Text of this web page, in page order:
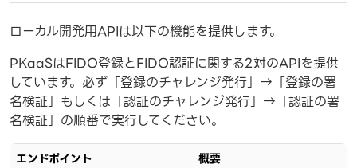
ローカル開発用APIは以下の機能を提供します。
PKaaSはFIDO登録とFIDO認証に関する2対のAPIを提供
しています。必ず「登録のチャレンジ発行」→「登録の署
名検証」もしくは「認証のチャレンジ発行」→「認証の署
名検証」の順番で実行してください。
エンドポイント 概要